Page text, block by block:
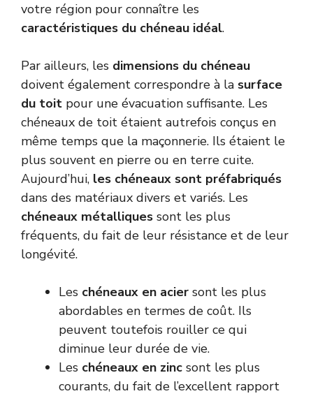
votre région pour connaître les
caractéristiques du chéneau idéal.
Par ailleurs, les dimensions du chéneau
doivent également correspondre à la surface
du toit pour une évacuation suffisante. Les
chéneaux de toit étaient autrefois conçus en
même temps que la maçonnerie. Ils étaient le
plus souvent en pierre ou en terre cuite.
Aujourd’hui, les chéneaux sont préfabriqués
dans des matériaux divers et variés. Les
chéneaux métalliques sont les plus
fréquents, du fait de leur résistance et de leur
longévité.
Les chéneaux en acier sont les plus
abordables en termes de coût. Ils
peuvent toutefois rouiller ce qui
diminue leur durée de vie.
Les chéneaux en zinc sont les plus
courants, du fait de l’excellent rapport